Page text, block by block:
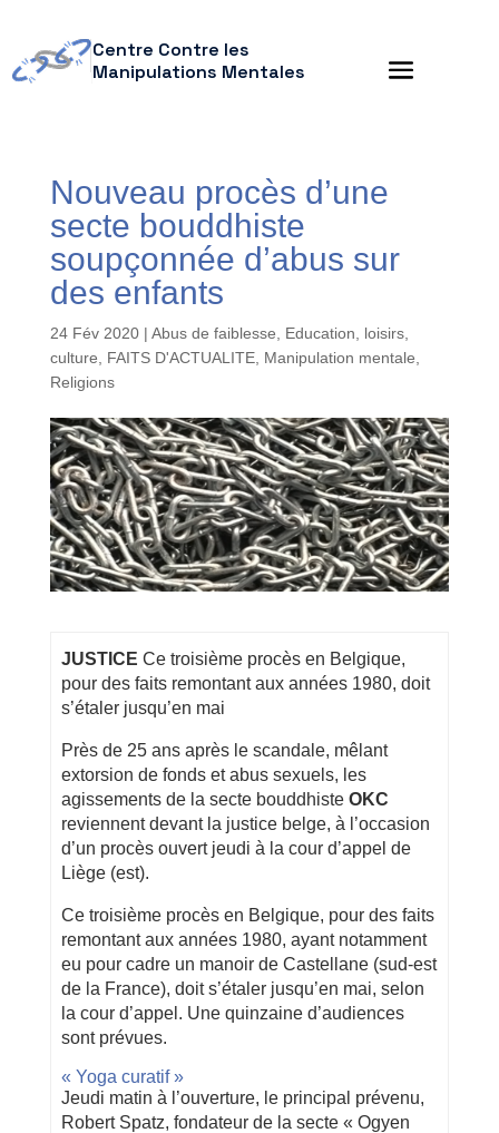
Centre Contre les
Manipulations Mentales
Nouveau procès d’une
secte bouddhiste
soupçonnée d’abus sur
des enfants
24 Fév 2020| Abus de faiblesse
Education, loisirs,
culture
FAITS D'ACTUALITE, Manipulation mentale
Religions
JUSTICE Ce troisième procès en Belgique,
pour des faits remontant aux années 1980, doit
s’étaler jusqu’en mai
Près de 25 ans après le scandale, mêlant
extorsion de fonds et abus sexuels, les
agissements de la secte bouddhisteOKC
reviennent devant la justice belge, à l’occasion
d’un procès ouvert jeudi à la cour d’appel de
Liège (est).
Ce troisième procès en Belgique, pour des faits
remontant aux années 1980, ayant notamment
eu pour cadre un manoir de Castellane (sud-est
de la France), doit s’étaler jusqu’en mai, selon
la cour d’appel. Une quinzaine d’audiences
sont prévues.
« Yoga curatif »
Jeudi matin à l’ouverture, le principal prévenu,
Robert Spatz, fondateur de la secte « Ogyen